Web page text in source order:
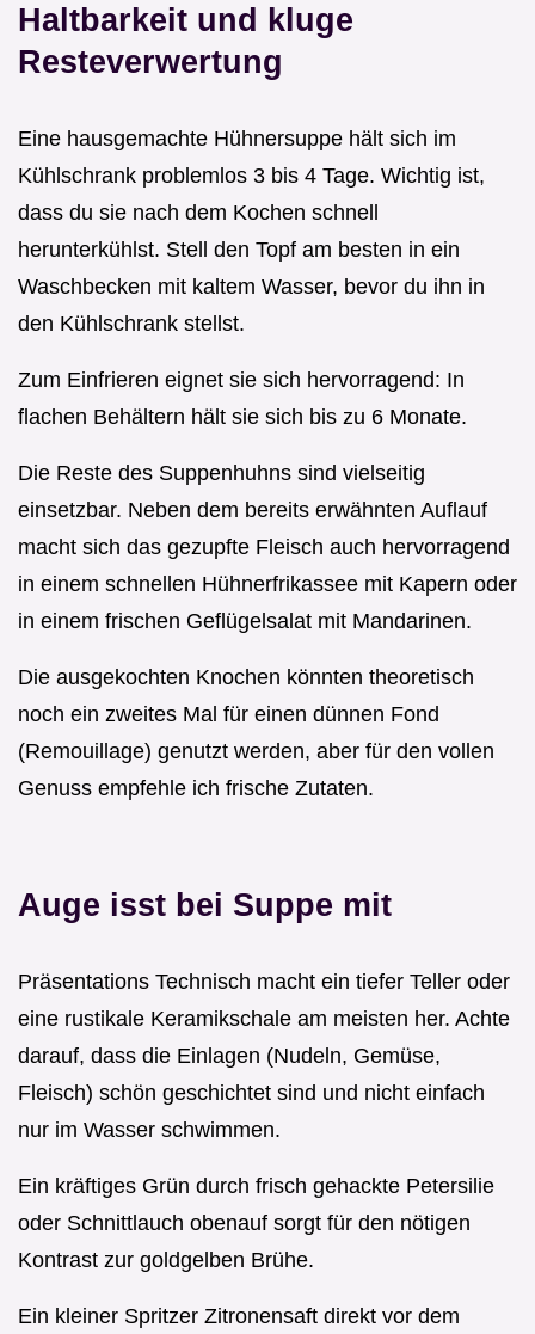
Haltbarkeit und kluge
Resteverwertung
Eine hausgemachte Hühnersuppe hält sich im
Kühlschrank problemlos 3 bis 4 Tage. Wichtig ist,
dass du sie nach dem Kochen schnell
herunterkühlst. Stell den Topf am besten in ein
Waschbecken mit kaltem Wasser, bevor du ihn in
den Kühlschrank stellst.
Zum Einfrieren eignet sie sich hervorragend: In
flachen Behältern hält sie sich bis zu 6 Monate.
Die Reste des Suppenhuhns sind vielseitig
einsetzbar. Neben dem bereits erwähnten Auflauf
macht sich das gezupfte Fleisch auch hervorragend
in einem schnellen Hühnerfrikassee mit Kapern oder
in einem frischen Geflügelsalat mit Mandarinen.
Die ausgekochten Knochen könnten theoretisch
noch ein zweites Mal für einen dünnen Fond
(Remouillage) genutzt werden, aber für den vollen
Genuss empfehle ich frische Zutaten.
Auge isst bei Suppe mit
Präsentations Technisch macht ein tiefer Teller oder
eine rustikale Keramikschale am meisten her. Achte
darauf, dass die Einlagen (Nudeln, Gemüse,
Fleisch) schön geschichtet sind und nicht einfach
nur im Wasser schwimmen.
Ein kräftiges Grün durch frisch gehackte Petersilie
oder Schnittlauch obenauf sorgt für den nötigen
Kontrast zur goldgelben Brühe.
Ein kleiner Spritzer Zitronensaft direkt vor dem